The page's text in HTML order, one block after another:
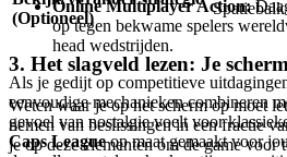
Online Multiplayer Action:
op tegen bekwame spelers
head wedstrijden.
Als je gedijt op competitieve
eenvoudige mechanieken combineren
gevoel van nostalgie voelt voor
Caps Leagueop maat gemaakt voor
(Optioneel)
Spatiebalk
3. Het slagveld lezen: Je
Weten waar je op het scherm op moet
nemen van beslissingen in een fractie
je op deze elementen om de game voor